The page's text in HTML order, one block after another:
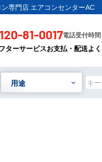
専門店 エアコンセンターAC
81-0017電話受付時
ターサービスお支払・配送よ
用途